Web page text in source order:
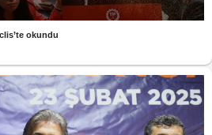
okundu